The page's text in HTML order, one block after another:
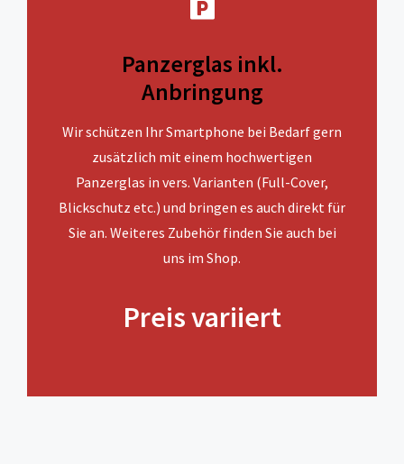
Panzerglas inkl.
Anbringung
Wir schützen Ihr Smartphone bei Bedarf gern
zusätzlich mit einem hochwertigen
Panzerglas in vers. Varianten (Full-Cover,
Blickschutz etc.) und bringen es auch direkt für
Sie an. Weiteres Zubehör finden Sie auch bei
uns im Shop.
Preis variiert